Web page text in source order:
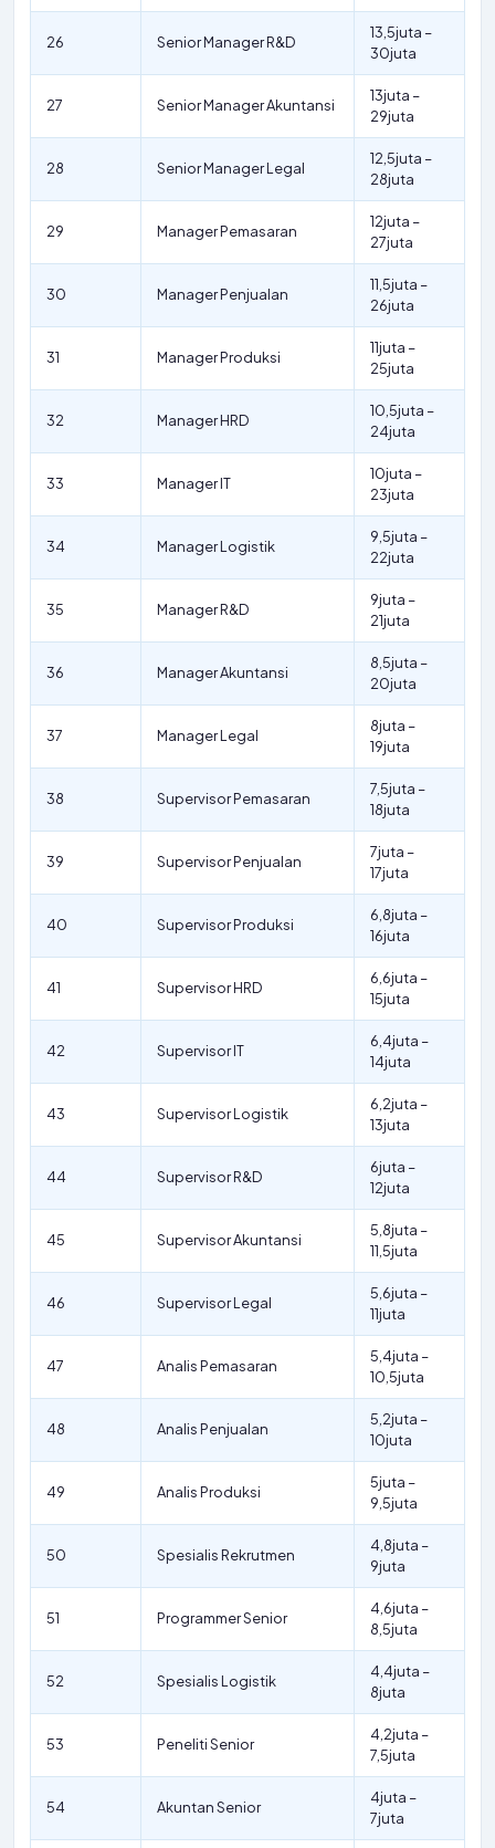
26 Senior Manager R&D
13,5juta –
30juta
27 Senior Manager Akuntansi
13juta –
29juta
28 Senior Manager Legal
12,5juta –
28juta
29 Manager Pemasaran
12juta –
27juta
30 Manager Penjualan
11,5juta –
26juta
31 Manager Produksi
11juta –
25juta
32 Manager HRD
10,5juta –
24juta
33 Manager IT
10juta –
23juta
34 Manager Logistik
9,5juta –
22juta
35 Manager R&D
9juta –
21juta
36 Manager Akuntansi
8,5juta –
20juta
37 Manager Legal
8juta –
19juta
38 Supervisor Pemasaran
7,5juta –
18juta
39 Supervisor Penjualan
7juta –
17juta
40 Supervisor Produksi
6,8juta –
16juta
41 Supervisor HRD
6,6juta –
15juta
42 Supervisor IT
6,4juta –
14juta
43 Supervisor Logistik
6,2juta –
13juta
44 Supervisor R&D
6juta –
12juta
45 Supervisor Akuntansi
5,8juta –
11,5juta
46 Supervisor Legal
5,6juta –
11juta
47 Analis Pemasaran
5,4juta –
10,5juta
48 Analis Penjualan
5,2juta –
10juta
49 Analis Produksi
5juta –
9,5juta
50 Spesialis Rekrutmen
4,8juta –
9juta
51 Programmer Senior
4,6juta –
8,5juta
52 Spesialis Logistik
4,4juta –
8juta
53 Peneliti Senior
4,2juta –
7,5juta
54 Akuntan Senior
4juta –
7juta